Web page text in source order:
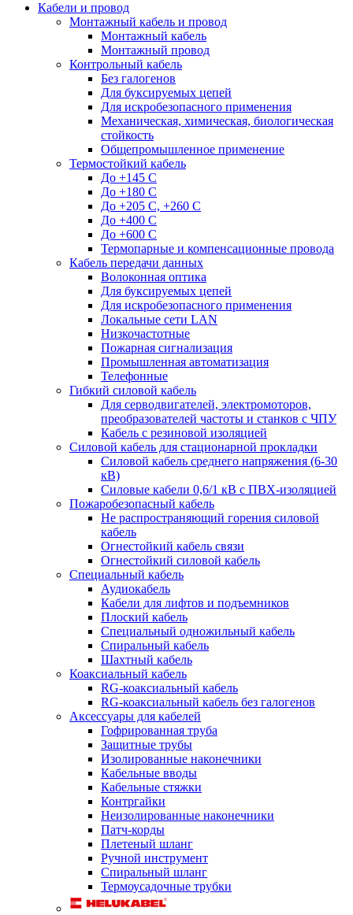
Кабели и провод
Монтажный кабель и провод
Монтажный кабель
Монтажный провод
Контрольный кабель
Без галогенов
Для буксируемых цепей
Для искробезопасного применения
Механическая, химическая, биологическая
стойкость
Общепромышленное применение
Термостойкий кабель
До +145 С
До +180 C
До +205 С, +260 С
До +400 C
До +600 С
Термопарные и компенсационные провода
Кабель передачи данных
Волоконная оптика
Для буксируемых цепей
Для искробезопасного применения
Локальные сети LAN
Низкочастотные
Пожарная сигнализация
Промышленная автоматизация
Телефонные
Гибкий силовой кабель
Для серводвигателей, электромоторов,
преобразователей частоты и станков с ЧПУ
Кабель с резиновой изоляцией
Силовой кабель для стационарной прокладки
Силовой кабель среднего напряжения (6-30
кВ)
Силовые кабели 0,6/1 кВ с ПВХ-изоляцией
Пожаробезопасный кабель
Не распространяющий горения силовой
кабель
Огнестойкий кабель связи
Огнестойкий силовой кабель
Специальный кабель
Аудиокабель
Кабели для лифтов и подъемников
Плоский кабель
Специальный одножильный кабель
Спиральный кабель
Шахтный кабель
Коаксиальный кабель
RG-коаксиальный кабель
RG-коаксиальный кабель без галогенов
Аксессуары для кабелей
Гофрированная труба
Защитные трубы
Изолированные наконечники
Кабельные вводы
Кабельные стяжки
Контргайки
Неизолированные наконечники
Патч-корды
Плетеный шланг
Ручной инструмент
Спиральный шланг
Термоусадочные трубки